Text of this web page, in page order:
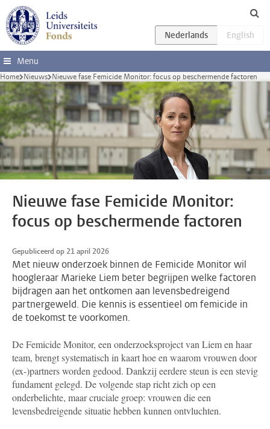
Ga direct naar de inhoud
Menu
Home Nieuws Nieuwe fase Femicide Monitor: focus op beschermende factoren
Nieuwe fase Femicide Monitor:
focus op beschermende factoren
Gepubliceerd op 21 april 2026
Met nieuw onderzoek binnen de Femicide Monitor wil
hoogleraar Marieke Liem beter begrijpen welke factoren
bijdragen aan het ontkomen aan levensbedreigend
partnergeweld. Die kennis is essentieel om femicide in
de toekomst te voorkomen.
De Femicide Monitor, een onderzoeksproject van Liem en haar
team, brengt systematisch in kaart hoe en waarom vrouwen door
(ex-)partners worden gedood. Dankzij eerdere steun is een stevig
fundament gelegd. De volgende stap richt zich op een
onderbelichte, maar cruciale groep: vrouwen die een
levensbedreigende situatie hebben kunnen ontvluchten.